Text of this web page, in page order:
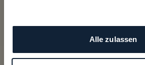
Alle zulassen